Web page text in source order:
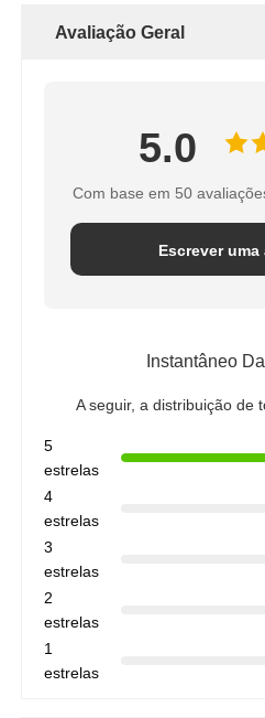
Avaliação Geral
5.0
Com base em 50
Escrever uma
Instantâneo
A seguir, a distribuição de
5
estrelas
4
estrelas
3
estrelas
2
estrelas
1
estrelas